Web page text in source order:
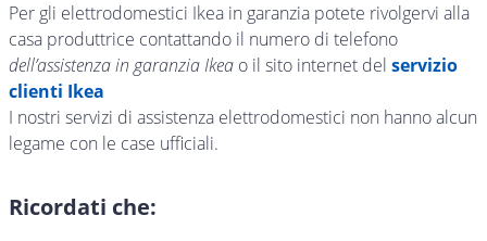
Per gli elettrodomestici Ikea in garanzia potete rivolgervi alla
casa produttrice contattando il numero di telefono
dell’assistenza in garanzia Ikea o il sito internet del servizio
clienti Ikea
I nostri servizi di assistenza elettrodomestici non hanno alcun
legame con le case ufficiali.
Ricordati che: